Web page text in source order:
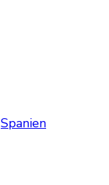
Spanien